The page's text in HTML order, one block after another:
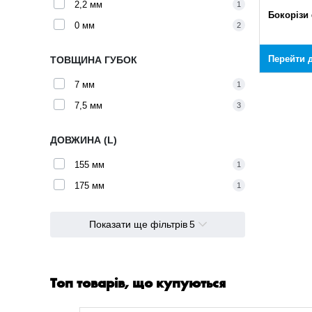
2,2 мм 1
0 мм 2
ТОВЩИНА ГУБОК
7 мм 1
7,5 мм 3
ДОВЖИНА (L)
155 мм 1
175 мм 1
Показати ще фільтрів 5
Бокорізи
Перейти
Топ товарів, що купуються